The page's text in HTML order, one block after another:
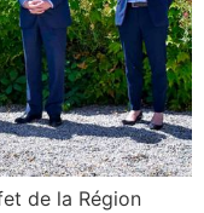
de la Région